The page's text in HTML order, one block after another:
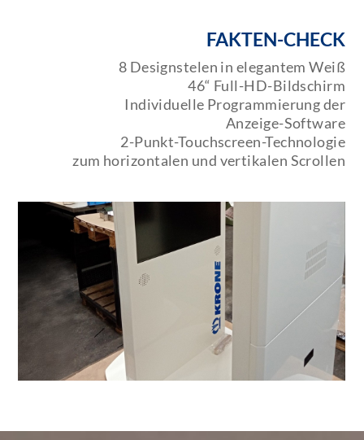
FAKTEN-CHECK
8 Designstelen in elegantem Weiß
46“ Full-HD-Bildschirm
Individuelle Programmierung der
Anzeige-Software
2-Punkt-Touchscreen-Technologie
zum horizontalen und vertikalen Scrollen